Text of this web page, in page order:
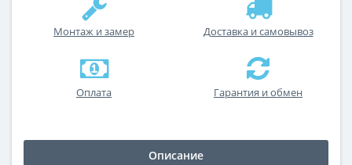
Монтаж и замер Доставка и самовывоз
Оплата Гарантия и обмен
Описание